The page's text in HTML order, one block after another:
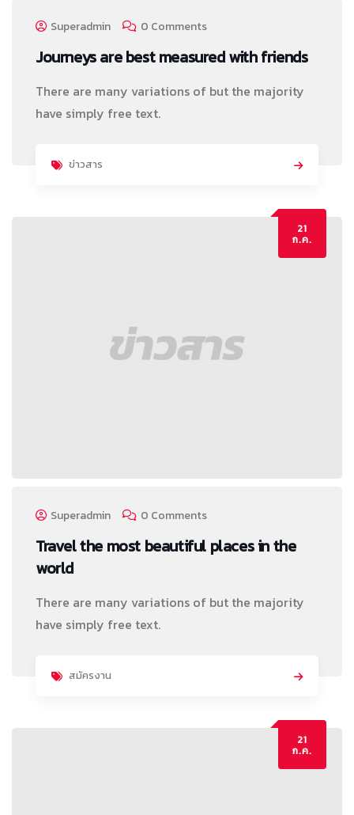
Superadmin 0 Comments
Journeys are best measured with friends
There are many variations of but the majority
have simply free text.
ข่าวสาร
21
ก.ค.
Superadmin 0 Comments
Travel the most beautiful places in the
world
There are many variations of but the majority
have simply free text.
สมัครงาน
21
ก.ค.